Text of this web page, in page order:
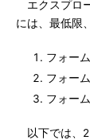
エクスプロ
には、最低限
フォー
フォー
フォー
以下では、2